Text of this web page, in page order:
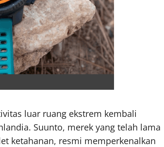
luar ruang ekstrem kembali
Suunto, merek yang telah lama
ketahanan, resmi memperkenalkan